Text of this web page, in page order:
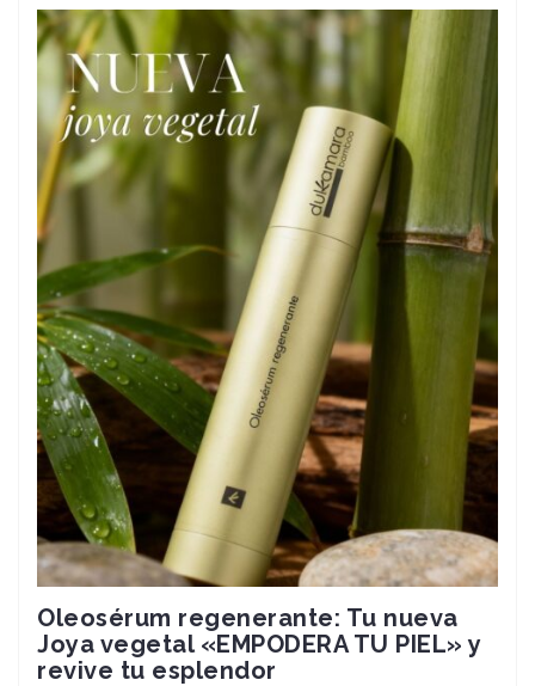
Oleosérum regenerante: Tu nueva
Joya vegetal «EMPODERA TU PIEL» y
revive tu esplendor